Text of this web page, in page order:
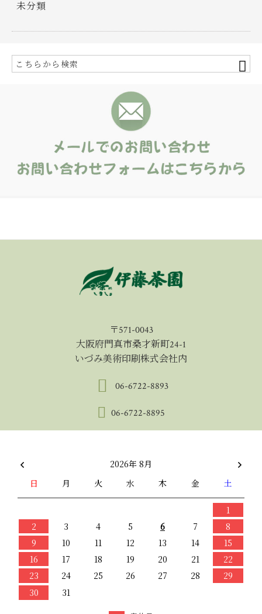
未分類
〒571-0043
大阪府門真市桑才新町24-1
いづみ美術印刷株式会社内
06-6722-8893
06-6722-8895
2026年 8月
日
月 火 水 木 金 土
1
2
3 4 5 6 7
8
9
10 11 12 13 14
15
16
17 18 19 20 21
22
23
24 25 26 27 28
29
30
31